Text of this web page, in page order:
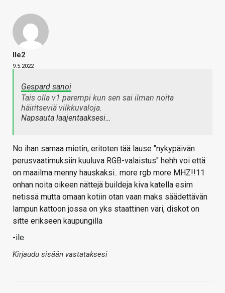
Ile2
9.5.2022
Gespard sanoi
Tais olla v1 parempi kun sen sai ilman noita
häiritseviä vilkkuvaloja.
Napsauta laajentaaksesi…
No ihan samaa mietin, eritoten tää lause "nykypäivän
perusvaatimuksiin kuuluva RGB-valaistus" hehh voi että
on maailma menny hauskaksi.. more rgb more MHZ!!11
onhan noita oikeen nättejä buildeja kiva katella esim
netissä mutta omaan kotiin otan vaan maks säädettävän
lampun kattoon jossa on yks staattinen väri, diskot on
sitte erikseen kaupungilla
-ile
Kirjaudu sisään vastataksesi